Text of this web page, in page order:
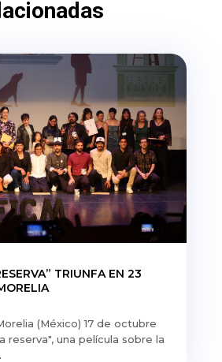
TRIUNFA EN 23
(México) 17 de octubre
reserva", una película sobre la